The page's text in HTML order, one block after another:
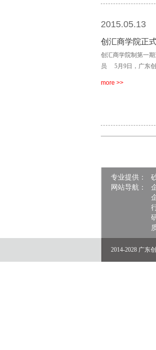
2015.05.13
创汇商学院正
创汇商学院制第一
员 5月9日，广东
more >>
专业提供：
网站导航：
2014-2028 广东